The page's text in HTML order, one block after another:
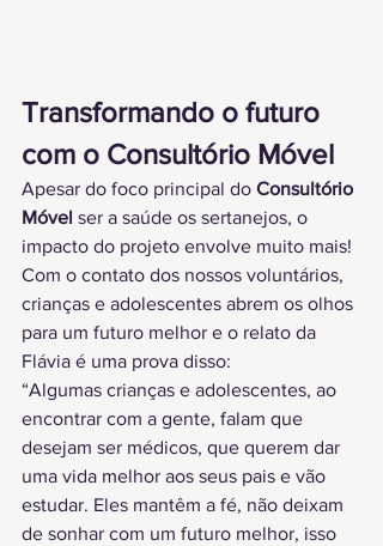
Transformando o futuro
com o Consultório Móvel
Apesar do foco principal do Consultório
Móvel ser a saúde os sertanejos, o
impacto do projeto envolve muito mais!
Com o contato dos nossos voluntários,
crianças e adolescentes abrem os olhos
para um futuro melhor e o relato da
Flávia é uma prova disso:
“Algumas crianças e adolescentes, ao
encontrar com a gente, falam que
desejam ser médicos, que querem dar
uma vida melhor aos seus pais e vão
estudar. Eles mantêm a fé, não deixam
de sonhar com um futuro melhor, isso